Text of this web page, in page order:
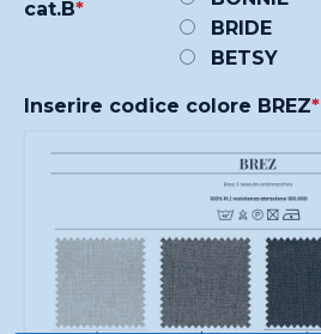
cat.B*
BRIDE
BETSY
Inserire codice colore BREZ*